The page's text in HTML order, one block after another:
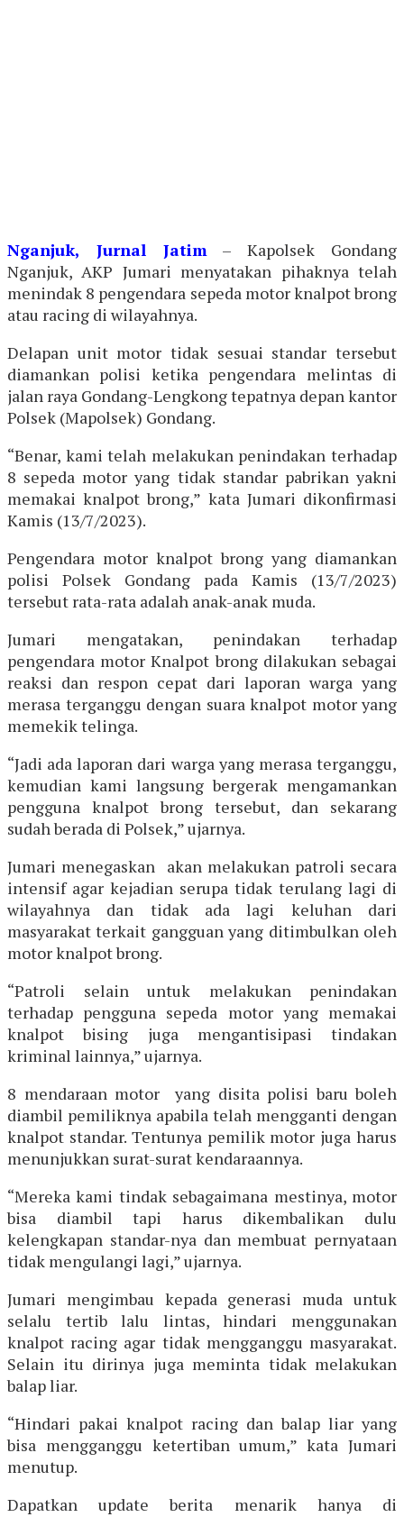
Nganjuk, Jurnal Jatim – Kapolsek Gondang
Nganjuk, AKP Jumari menyatakan pihaknya telah
menindak 8 pengendara sepeda motor knalpot brong
atau racing di wilayahnya.
Delapan unit motor tidak sesuai standar tersebut
diamankan polisi ketika pengendara melintas di
jalan raya Gondang-Lengkong tepatnya depan kantor
Polsek (Mapolsek) Gondang.
“Benar, kami telah melakukan penindakan terhadap
8 sepeda motor yang tidak standar pabrikan yakni
memakai knalpot brong,” kata Jumari dikonfirmasi
Kamis (13/7/2023).
Pengendara motor knalpot brong yang diamankan
polisi Polsek Gondang pada Kamis (13/7/2023)
tersebut rata-rata adalah anak-anak muda.
Jumari mengatakan, penindakan terhadap
pengendara motor Knalpot brong dilakukan sebagai
reaksi dan respon cepat dari laporan warga yang
merasa terganggu dengan suara knalpot motor yang
memekik telinga.
“Jadi ada laporan dari warga yang merasa terganggu,
kemudian kami langsung bergerak mengamankan
pengguna knalpot brong tersebut, dan sekarang
sudah berada di Polsek,” ujarnya.
Jumari menegaskan akan melakukan patroli secara
intensif agar kejadian serupa tidak terulang lagi di
wilayahnya dan tidak ada lagi keluhan dari
masyarakat terkait gangguan yang ditimbulkan oleh
motor knalpot brong.
“Patroli selain untuk melakukan penindakan
terhadap pengguna sepeda motor yang memakai
knalpot bising juga mengantisipasi tindakan
kriminal lainnya,” ujarnya.
8 mendaraan motor yang disita polisi baru boleh
diambil pemiliknya apabila telah mengganti dengan
knalpot standar. Tentunya pemilik motor juga harus
menunjukkan surat-surat kendaraannya.
“Mereka kami tindak sebagaimana mestinya, motor
bisa diambil tapi harus dikembalikan dulu
kelengkapan standar-nya dan membuat pernyataan
tidak mengulangi lagi,” ujarnya.
Jumari mengimbau kepada generasi muda untuk
selalu tertib lalu lintas, hindari menggunakan
knalpot racing agar tidak mengganggu masyarakat.
Selain itu dirinya juga meminta tidak melakukan
balap liar.
“Hindari pakai knalpot racing dan balap liar yang
bisa mengganggu ketertiban umum,” kata Jumari
menutup.
Dapatkan update berita menarik hanya di